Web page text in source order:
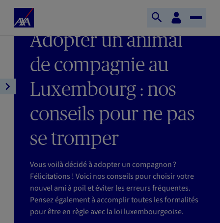
Aller au contenu principal
Accueil
AXA
Espace
client
Ouvrir
la
recherche
Toggle
DERNIÈRE MISE À JOUR : 08/06/2026
Adopter un animal
de compagnie au
Luxembourg : nos
conseils pour ne pas
se tromper
Vous voilà décidé à adopter un compagnon ?
Félicitations ! Voici nos conseils pour choisir votre
nouvel ami à poil et éviter les erreurs fréquentes.
Pensez également à accomplir toutes les formalités
pour être en règle avec la loi luxembourgeoise.
Ouvrir
navigation
l'article